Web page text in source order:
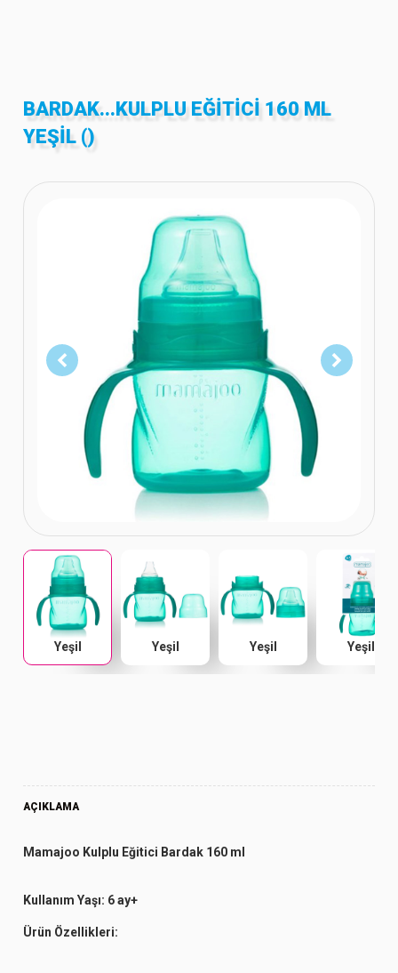
BARDAK...KULPLU EĞITICI 160 ML
YEŞIL ()
Yeşil Yeşil Yeşil Yeşil
AÇIKLAMA
Mamajoo Kulplu Eğitici Bardak 160 ml
Kullanım Yaşı: 6 ay+
Ürün Özellikleri: